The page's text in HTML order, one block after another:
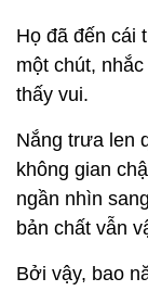
Họ đã đến cái
một chút,
thấy vui.
Nắng trưa len
không gian
ngần nhìn
bản chất vẫn
Bởi vậy, bao